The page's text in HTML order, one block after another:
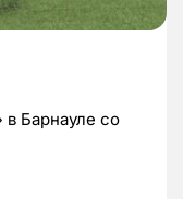
Барнауле со